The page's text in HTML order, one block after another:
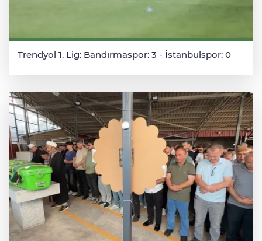
Trendyol 1. Lig: Bandırmaspor: 3 - İstanbulspor: 0